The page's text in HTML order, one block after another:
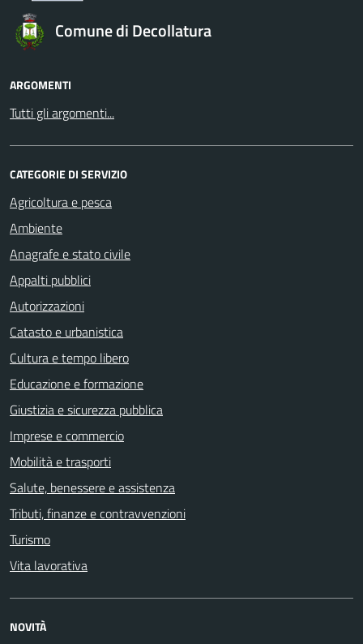
Comune di Decollatura
ARGOMENTI
Tutti gli argomenti...
CATEGORIE DI SERVIZIO
Agricoltura e pesca
Ambiente
Anagrafe e stato civile
Appalti pubblici
Autorizzazioni
Catasto e urbanistica
Cultura e tempo libero
Educazione e formazione
Giustizia e sicurezza pubblica
Imprese e commercio
Mobilità e trasporti
Salute, benessere e assistenza
Tributi, finanze e contravvenzioni
Turismo
Vita lavorativa
NOVITÀ